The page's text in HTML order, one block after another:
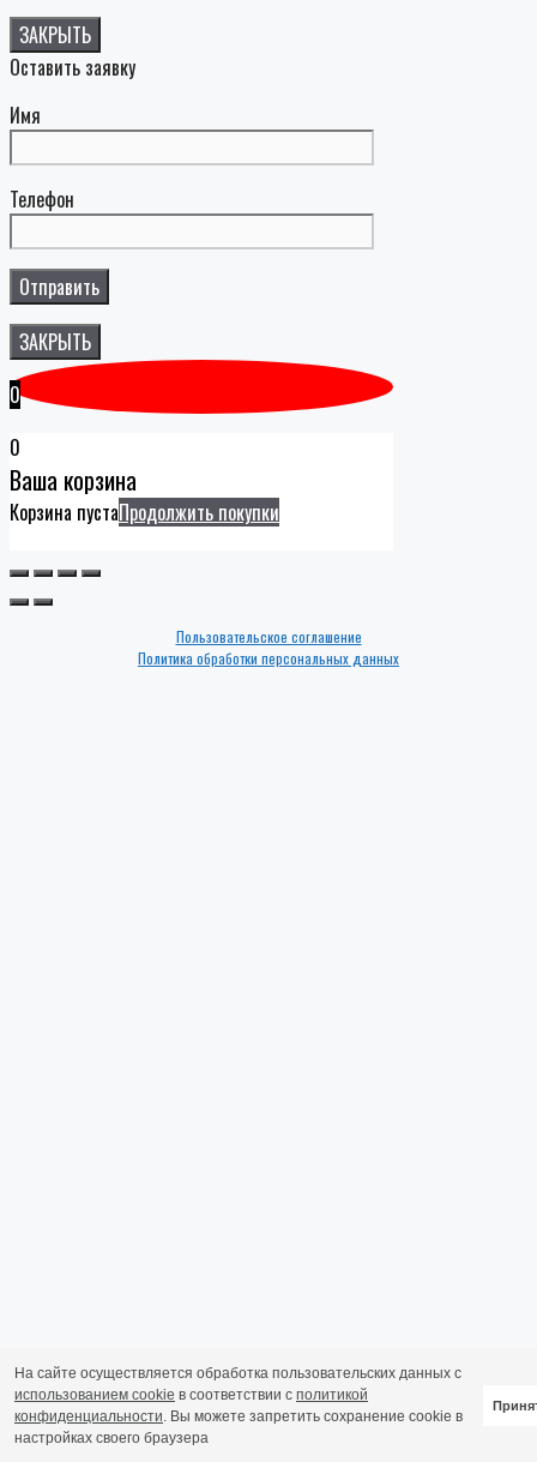
ЗАКРЫТЬ
Оставить заявку
Имя
Телефон
ЗАКРЫТЬ
0
0
Ваша корзина
Корзина пустаПродолжить покупки
Пользовательское соглашение
Политика обработки персональных данных
На сайте осуществляется обработка пользовательских данных с
использованием cookie в соответствии с политикой
конфиденциальности. Вы можете запретить сохранение cookie в
настройках своего браузера